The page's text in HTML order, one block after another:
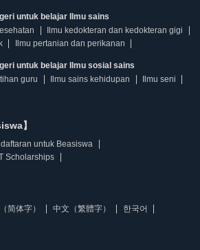
untuk belajar Ilmu sains
Ilmu kedokteran dan kedokteran gigi
Ilmu pertanian dan perikanan
untuk belajar Ilmu sosial sains
guru
Ilmu sains kehidupan
Ilmu seni
】
untuk Beasiswa
Scholarships
简体字） 中文（繁體字）
한국어